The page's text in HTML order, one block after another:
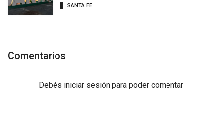
SANTA FE
Comentarios
Debés iniciar sesión para poder comentar